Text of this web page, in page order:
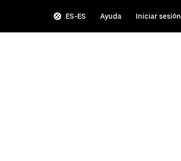
ES-ES Ayuda Iniciar sesión